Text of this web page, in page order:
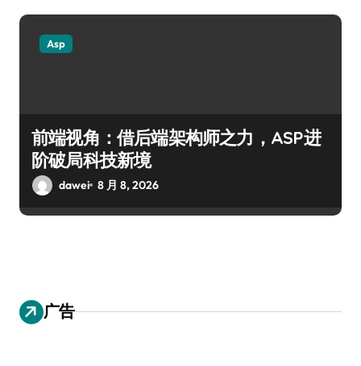
Asp
前端视角：借后端架构师之力，ASP进
阶破局科技新境
dawei 8 月 8, 2026
广告